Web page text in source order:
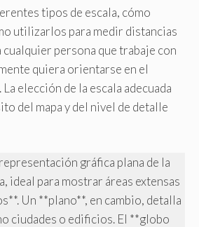
tipos de escala, cómo
utilizarlos para medir distancias
cualquier persona que trabaje con
quiera orientarse en el
elección de la escala adecuada
del mapa y del nivel de detalle
gráfica plana de la
ideal para mostrar áreas extensas
Un **plano**, en cambio, detalla
ciudades o edificios. El **globo